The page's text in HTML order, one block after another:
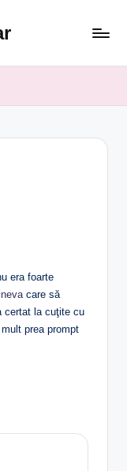
era foarte
care să
la cuţite cu
prea prompt